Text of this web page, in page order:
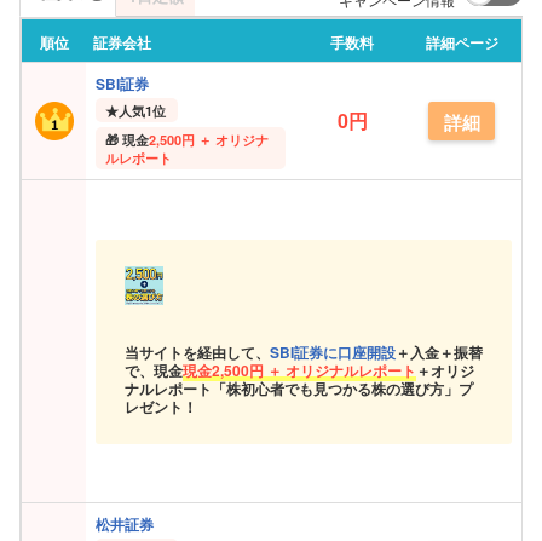
順位 証券会社 手数料
詳細ページ
SBI証券
★人気1位
現金2,500円 ＋ オリジナ
ルレポート
0円 詳細
当サイトを経由して、 SBI証券に口座開設＋入金＋振替
で、現金現金2,500円 ＋ オリジナルレポート ＋オリジ
ナルレポート「株初心者でも見つかる株の選び方」プ
レゼント！
松井証券